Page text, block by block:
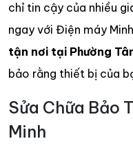
chỉ tin cậy của nhiều
ngay với Điện máy
tận nơi tại Phường
bảo rằng thiết bị của
Sửa Chữa Bảo
Minh